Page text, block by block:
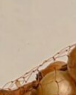
fajta.